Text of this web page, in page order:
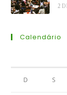
2
Calendário
D S